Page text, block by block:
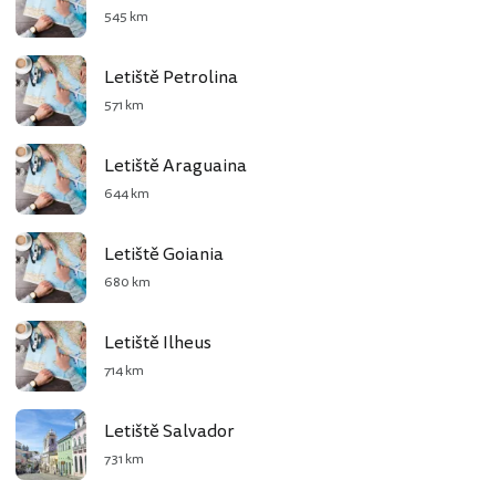
545 km
Letiště Petrolina
571 km
Letiště Araguaina
644 km
Letiště Goiania
680 km
Letiště Ilheus
714 km
Letiště Salvador
731 km